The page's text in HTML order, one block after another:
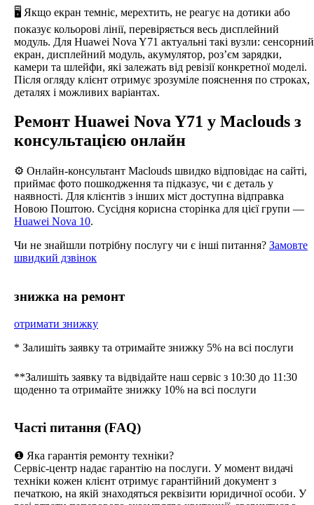
🖥️ Якщо екран темніє, мерехтить, не реагує на дотики або
показує кольорові лінії, перевіряється весь дисплейний
модуль. Для Huawei Nova Y71 актуальні такі вузли: сенсорний
екран, дисплейний модуль, акумулятор, роз’єм зарядки,
камери та шлейфи, які залежать від ревізії конкретної моделі.
Після огляду клієнт отримує зрозуміле пояснення по строках,
деталях і можливих варіантах.
Ремонт Huawei Nova Y71 у Maclouds з
консультацією онлайн
⚙️ Онлайн-консультант Maclouds швидко відповідає на сайті,
приймає фото пошкодження та підказує, чи є деталь у
наявності. Для клієнтів з інших міст доступна відправка
Новою Поштою. Сусідня корисна сторінка для цієї групи —
Huawei Nova 10.
Чи не знайшли потрібну послугу чи є інші питання? Замовте
швидкий дзвінок
знижка на ремонт
отримати знижку
* Залишіть заявку та отримайте знижку 5% на всі послуги
**Залишіть заявку та відвідайте наш сервіс з 10:30 до 11:30
щоденно та отримайте знижку 10% на всі послуги
Часті питання (FAQ)
❶ Яка гарантія ремонту техніки?
Сервіс-центр надає гарантію на послуги. У момент видачі
техніки кожен клієнт отримує гарантійний документ з
печаткою, на якій знаходяться реквізити юридичної особи. У